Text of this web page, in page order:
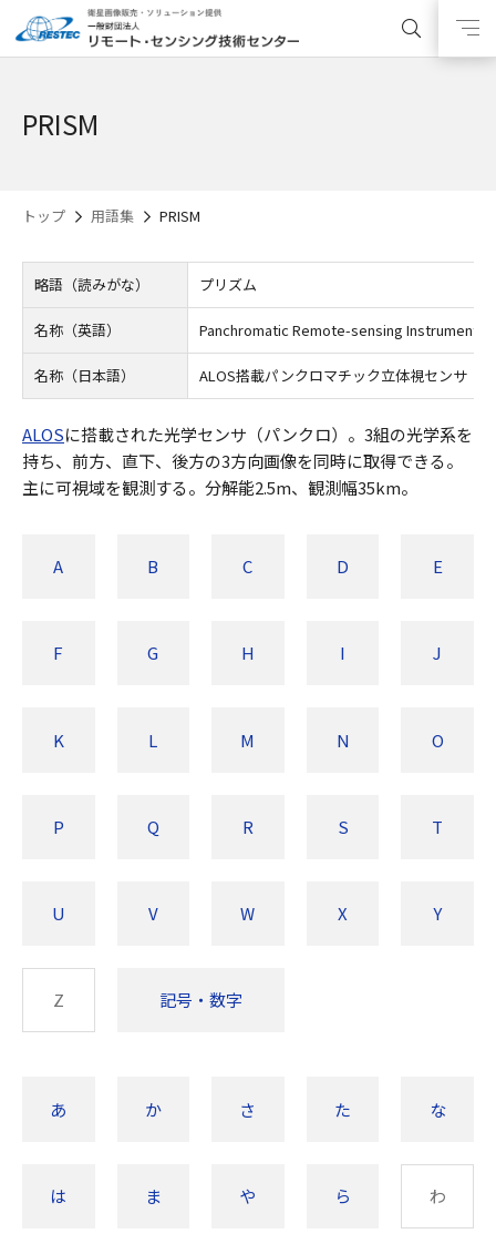
PRISM
トップ 用語集 PRISM
略語（読みがな） プリズム
名称（英語） Panchromatic Remote-sensing Instrument
名称（日本語） ALOS搭載パンクロマチック立体視センサ
ALOSに搭載された光学センサ（パンクロ）。3組の光学系を
持ち、前方、直下、後方の3方向画像を同時に取得できる。
主に可視域を観測する。分解能2.5m、観測幅35km。
A B C D E
F G H I J
K L M N O
P Q R S T
U V W X Y
Z 記号・数字
あ か さ た な
は ま や ら わ